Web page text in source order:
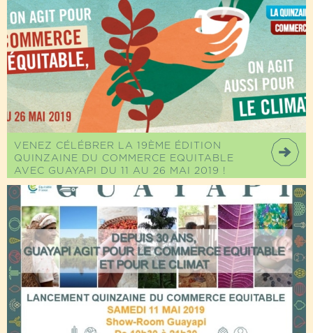
VENEZ CÉLÉBRER LA 19ÈME ÉDITION
QUINZAINE DU COMMERCE EQUITABLE
AVEC GUAYAPI DU 11 AU 26 MAI 2019 !